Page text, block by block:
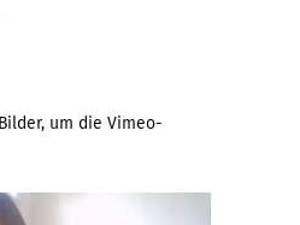
um die Vimeo-